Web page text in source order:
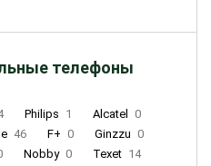
телефоны
Philips 1 Alcatel
0
46 F+ 0 Ginzzu 0
Nobby 0 Texet 14